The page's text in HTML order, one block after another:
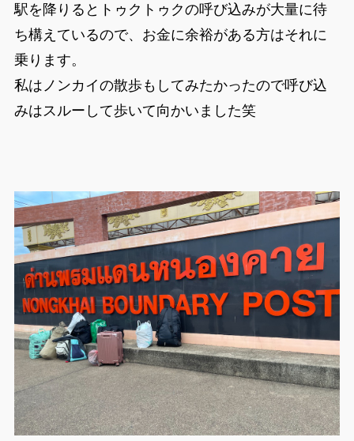
駅を降りるとトゥクトゥクの呼び込みが大量に待
ち構えているので、お金に余裕がある方はそれに
乗ります。
私はノンカイの散歩もしてみたかったので呼び込
みはスルーして歩いて向かいました笑